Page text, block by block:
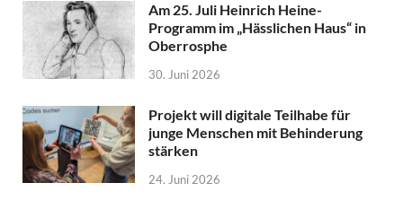
Am 25. Juli Heinrich Heine-
Programm im „Hässlichen Haus“ in
Oberrosphe
30. Juni 2026
Projekt will digitale Teilhabe für
junge Menschen mit Behinderung
stärken
24. Juni 2026